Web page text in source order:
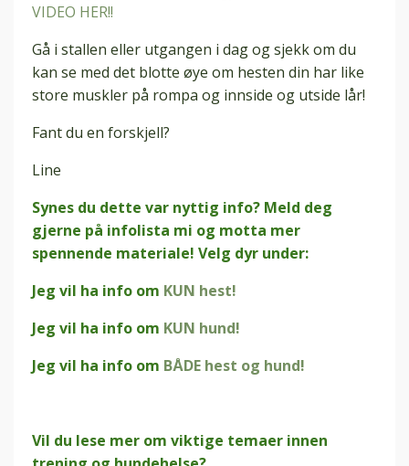
VIDEO HER!!
Gå i stallen eller utgangen i dag og sjekk om du
kan se med det blotte øye om hesten din har like
store muskler på rompa og innside og utside lår!
Fant du en forskjell?
Line
Synes du dette var nyttig info? Meld deg
gjerne på infolista mi og motta mer
spennende materiale! Velg dyr under:
Jeg vil ha info om KUN hest!
Jeg vil ha info om KUN hund!
Jeg vil ha info om BÅDE hest og hund!
Vil du lese mer om viktige temaer innen